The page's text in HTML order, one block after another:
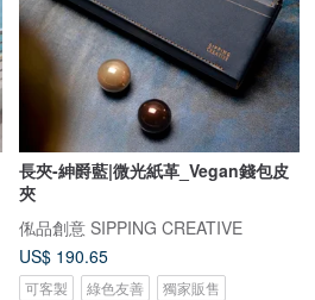
長夾-紳爵藍|微光紙革_Vegan錢包皮
夾
俬品創意 SIPPING CREATIVE
US$ 190.65
可客製 綠色友善 獨家販售